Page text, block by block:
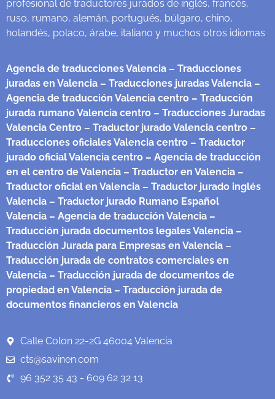
profesional de traductores jurados de inglés, francés,
ruso, rumano, alemán, portugués, búlgaro, chino,
holandés, polaco, árabe, italiano y muchos otros idiomas
Agencia de traducciones Valencia – Traducciones
juradas en Valencia – Traducciones juradas Valencia –
Agencia de traducción Valencia centro – Traducción
jurada rumano Valencia centro – Traducciones Juradas
Valencia Centro – Traductor jurado Valencia centro –
Traducciones oficiales Valencia centro – Traductor
jurado oficial Valencia centro – Agencia de traducción
en el centro de Valencia – Traductor en Valencia –
Traductor oficial en Valencia – Traductor jurado inglés
Valencia – Traductor jurado Rumano Español
Valencia – Agencia de traducción Valencia –
Traducción jurada documentos legales Valencia –
Traducción Jurada para Empresas en Valencia –
Traducción jurada de contratos comerciales en
Valencia – Traducción jurada de documentos de
propiedad en Valencia – Traducción jurada de
documentos financieros en Valencia
Calle Colon 22-2G 46004 Valencia
cts@savinen.com
96 352 35 43 - 609 62 32 13